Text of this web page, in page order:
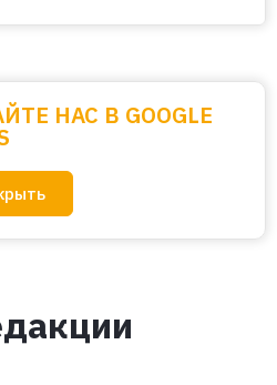
НАС В GOOGLE